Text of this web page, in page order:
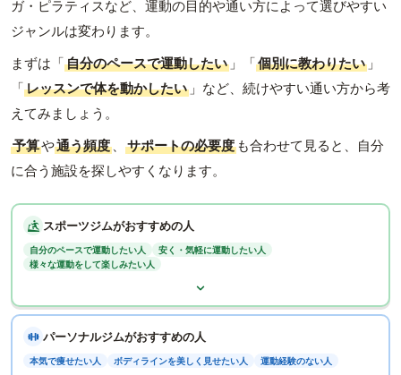
ガ・ピラティスなど、運動の目的や通い方によって選びやすい
ジャンルは変わります。
まずは「自分のペースで運動したい 」「個別に教わりたい 」
「レッスンで体を動かしたい 」など、続けやすい通い方から考
えてみましょう。
予算や通う頻度 、 サポートの必要度 も合わせて見ると、自分
に合う施設を探しやすくなります。
スポーツジムがおすすめの人
自分のペースで運動したい人
安く・気軽に運動したい人
様々な運動をして楽しみたい人
パーソナルジムがおすすめの人
本気で痩せたい人 ボディラインを美しく見せたい人 運動経験のない人